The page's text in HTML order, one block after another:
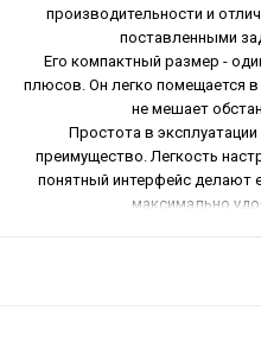
производительности и
поставленными
Его компактный размер -
плюсов. Он легко помещается
не мешает
Простота в
преимущество. Легкость
понятный интерфейс делают
максимально